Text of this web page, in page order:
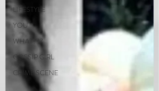
LIFESTYLE
YOU
WHAT???
GOSSIP GIRL
CRIME SCENE